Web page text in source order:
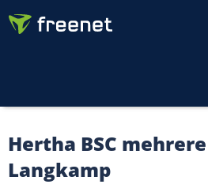
Hertha BSC
Langkamp